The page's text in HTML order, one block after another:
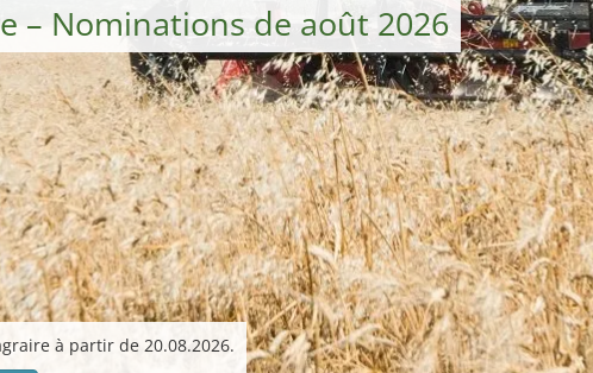
– Nominations de août 2026
à partir de 20.08.2026.